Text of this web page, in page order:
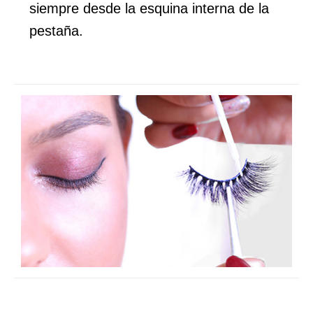
siempre desde la esquina interna de la
pestaña.